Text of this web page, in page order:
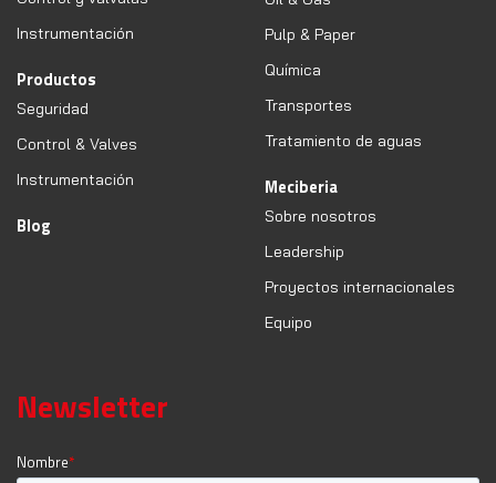
Instrumentación
Productos
Seguridad
Control & Valves
Instrumentación
Blog
Pulp & Paper
Química
Transportes
Tratamiento de aguas
Meciberia
Sobre nosotros
Leadership
Proyectos internacionales
Equipo